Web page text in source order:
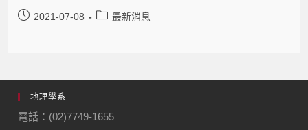
2021-07-08 最新消息
地理學系
電話：(02)7749-1655